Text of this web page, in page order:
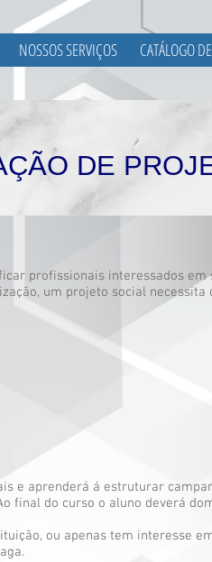
NOSSOS SERVIÇOS CATÁLOGO
DE
profissionais interessados em
um projeto social necessita
e aprenderá á estruturar
final do curso o aluno deverá
ou apenas tem interesse